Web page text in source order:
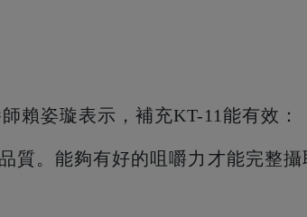
賴姿璇表示，補充KT-11能有效：
質。能夠有好的咀嚼力才能完整攝